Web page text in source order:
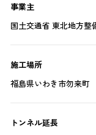
事業主
国土交通省 東北地方整
施工場所
福島県いわき市勿来町
トンネル延長